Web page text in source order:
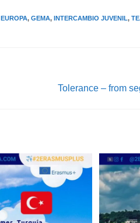
EUROPA, GEMA, INTERCAMBIO JUVENIL,
Tolerance – from